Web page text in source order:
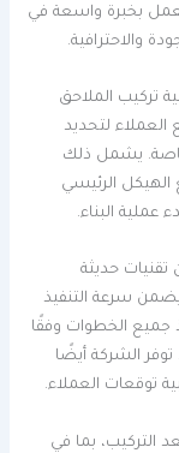
بخبرة واسعة في
والاحترافية.
تركيب الملاحق
العملاء لتحديد
يشمل ذلك
الهيكل الرئيسي
عملية البناء.
حديثة
سرعة التنفيذ
جميع الخطوات وفقًا
توفر الشركة أيضًا
توقعات العملاء.
التركيب، بما في